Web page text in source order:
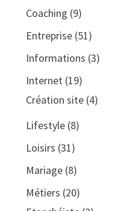
Coaching (9)
Entreprise(51)
Informations (3)
Internet(19)
Création site(4)
Lifestyle(8)
Loisirs (31)
Mariage(8)
Métiers (20)